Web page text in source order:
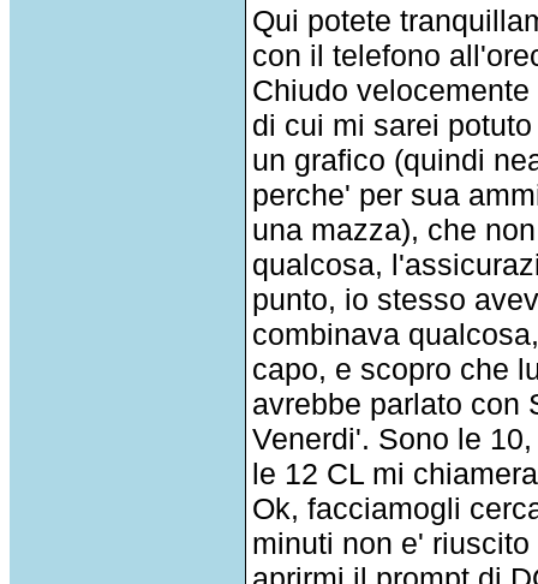
Qui potete
con il telefono
Chiudo
di cui mi sarei
un grafico (quindi
perche' per sua
una mazza), che
qualcosa,
punto, io stesso
combinava
capo, e scopro che
avrebbe parlato con
Venerdi'. Sono le
le 12 CL mi
Ok, facciamogli
minuti non e'